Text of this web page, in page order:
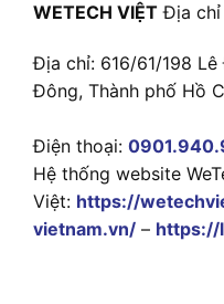
WETECH VIỆT Địa chỉ
Địa chỉ: 616/61/198
Đông, Thành phố Hồ
Điện thoại:
Hệ thống website
Việt: https://
vietnam.vn/ – https://